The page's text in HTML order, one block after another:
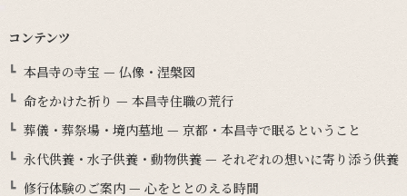
コンテンツ
本昌寺の寺宝 — 仏像・涅槃図
命をかけた祈り — 本昌寺住職の荒行
葬儀・葬祭場・境内墓地 — 京都・本昌寺で眠るということ
永代供養・水子供養・動物供養 — それぞれの想いに寄り添う供養
修行体験のご案内 — 心をととのえる時間